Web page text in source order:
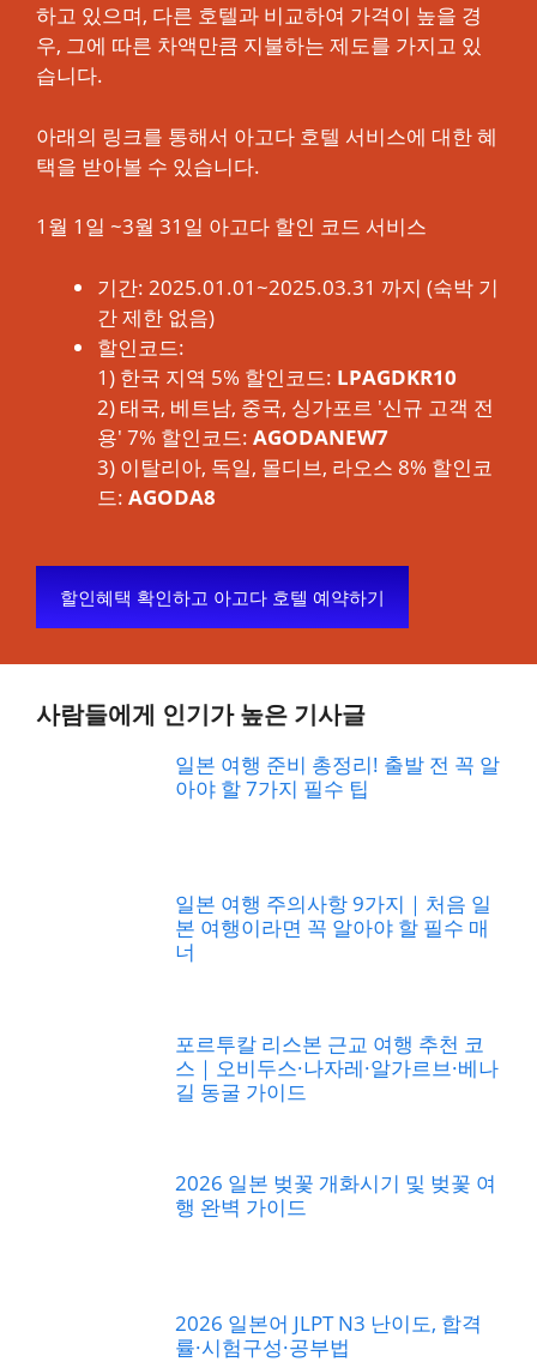
하고 있으며, 다른 호텔과 비교하여 가격이 높을 경
우, 그에 따른 차액만큼 지불하는 제도를 가지고 있
습니다.
아래의 링크를 통해서 아고다 호텔 서비스에 대한 혜
택을 받아볼 수 있습니다.
1월 1일 ~3월 31일 아고다 할인 코드 서비스
기간: 2025.01.01~2025.03.31 까지 (숙박 기
간 제한 없음)
할인코드:
1) 한국 지역 5% 할인코드: LPAGDKR10
2) 태국, 베트남, 중국, 싱가포르 '신규 고객 전
용' 7% 할인코드: AGODANEW7
3) 이탈리아, 독일, 몰디브, 라오스 8% 할인코
드: AGODA8
할인혜택 확인하고 아고다 호텔 예약하기
사람들에게 인기가 높은 기사글
일본 여행 준비 총정리! 출발 전 꼭 알
아야 할 7가지 필수 팁
일본 여행 주의사항 9가지｜처음 일
본 여행이라면 꼭 알아야 할 필수 매
너
포르투칼 리스본 근교 여행 추천 코
스｜오비두스·나자레·알가르브·베나
길 동굴 가이드
2026 일본 벚꽃 개화시기 및 벚꽃 여
행 완벽 가이드
2026 일본어 JLPT N3 난이도, 합격
률·시험구성·공부법